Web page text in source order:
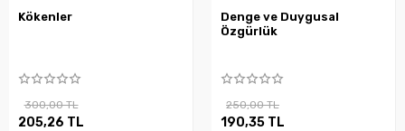
Kökenler
300,00 TL
205,26 TL
Denge ve Duygusal
Özgürlük
250,00 TL
190,35 TL